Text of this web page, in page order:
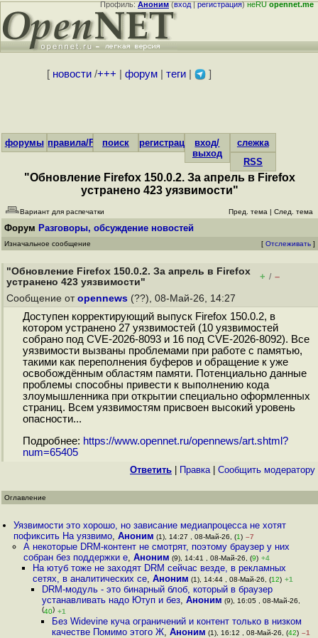
Профиль:Аноним(вход|регистрация)неRUopennet.me
[ новости/+++ форум| теги| ]
форумы правила/FAQпоиск регистрациявход/
выход
слежка
RSS
"Обновление Firefox 150.0.2. За апрель в Firefox
устранено 423 уязвимости"
Вариант для распечатки Пред. тема | След. тема
Форум Разговоры, обсуждение новостей
Изначальное сообщение [ Отслеживать ]
"Обновление Firefox 150.0.2. За апрель в Firefox
устранено 423 уязвимости"
+ / –
Сообщение от opennews (??), 08-Май-26, 14:27
Доступен корректирующий выпуск Firefox 150.0.2, в
котором устранено 27 уязвимостей (10 уязвимостей
собрано под CVE-2026-8093 и 16 под CVE-2026-8092). Все
уязвимости вызваны проблемами при работе с памятью,
такими как переполнения буферов и обращение к уже
освобождённым областям памяти. Потенциально данные
проблемы способны привести к выполнению кода
злоумышленника при открытии специально оформленных
страниц. Всем уязвимостям присвоен высокий уровень
опасности...
Подробнее: https://www.opennet.ru/opennews/art.shtml?
num=65405
Ответить Правка| Cообщить модератору
Оглавление
Уязвимости это хорошо, но зависание медиапроцесса не хотят
пофиксить На уязвимо,Аноним (1), 14:27 , 08-Май-26, (1) –7
А некоторые DRM-контент не смотрят, поэтому браузер у них
собран без поддержки е, Аноним (9), 14:41 , 08-Май-26, (9) +4
На ютуб тоже не заходят DRM сейчас везде, в рекламных
сетях, в аналитических се, Аноним (1), 14:44 , 08-Май-26, (12) +1
DRM-модуль - это бинарный блоб, который в браузер
устанавливать надо Ютуп и без,Аноним (9), 16:05 , 08-Май-26,
(40) +1
Без Widevine куча ограничений и контент только в низком
качестве Помимо этого Ж, Аноним (1), 16:12 , 08-Май-26, (42) –1